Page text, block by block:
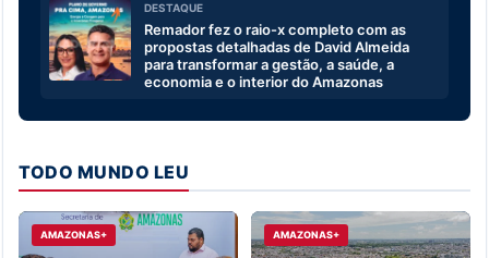
DESTAQUE
Remador fez o raio-x completo com as
propostas detalhadas de David Almeida
para transformar a gestão, a saúde, a
economia e o interior do Amazonas
TODO MUNDO LEU
AMAZONAS+ AMAZONAS+